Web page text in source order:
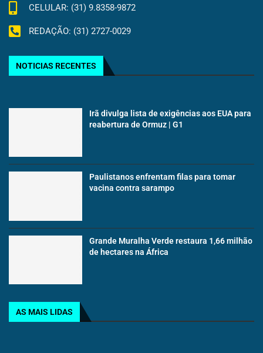
CELULAR: (31) 9.8358-9872
REDAÇÃO: (31) 2727-0029
NOTICIAS RECENTES
Irã divulga lista de exigências aos EUA para
reabertura de Ormuz | G1
Paulistanos enfrentam filas para tomar
vacina contra sarampo
Grande Muralha Verde restaura 1,66 milhão
de hectares na África
AS MAIS LIDAS